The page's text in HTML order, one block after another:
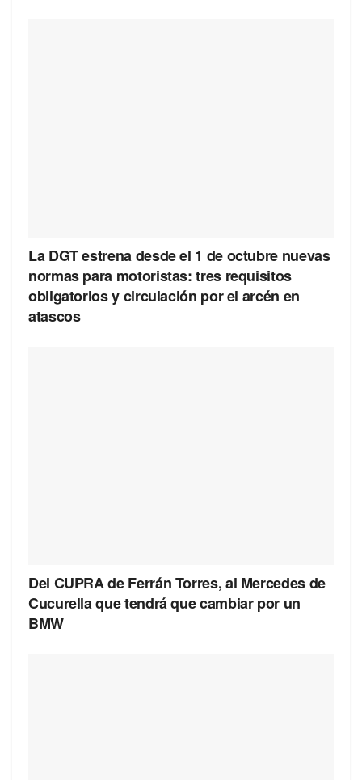
La DGT estrena desde el 1 de octubre nuevas
normas para motoristas: tres requisitos
obligatorios y circulación por el arcén en
atascos
Del CUPRA de Ferrán Torres, al Mercedes de
Cucurella que tendrá que cambiar por un
BMW